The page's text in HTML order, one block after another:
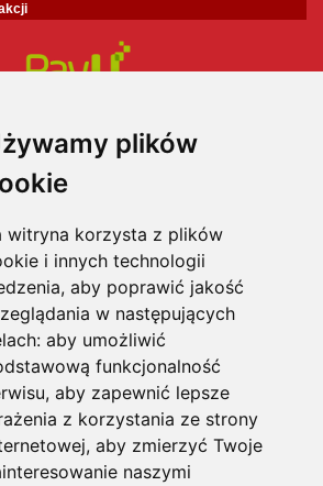
plików
witryna korzysta z plików
i innych technologii
aby poprawić jakość
w następujących
aby umożliwić
funkcjonalność
, aby zapewnić lepsze
z korzystania ze strony
, aby zmierzyć Twoje
naszymi
Sp. z o.o.
interesują
ssaki Ptaki Inne zwierzęta